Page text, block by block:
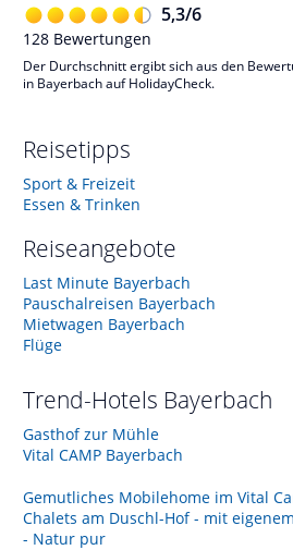
5,3/6
128 Bewertungen
Der Durchschnitt ergibt sich aus den
in Bayerbach auf HolidayCheck.
Reisetipps
Sport & Freizeit
Essen & Trinken
Reiseangebote
Last Minute Bayerbach
Pauschalreisen Bayerbach
Mietwagen Bayerbach
Flüge
Trend-Hotels Bayerbach
Gasthof zur Mühle
Vital CAMP Bayerbach
Gemutliches Mobilehome im Vital
Chalets am Duschl-Hof - mit
- Natur pur